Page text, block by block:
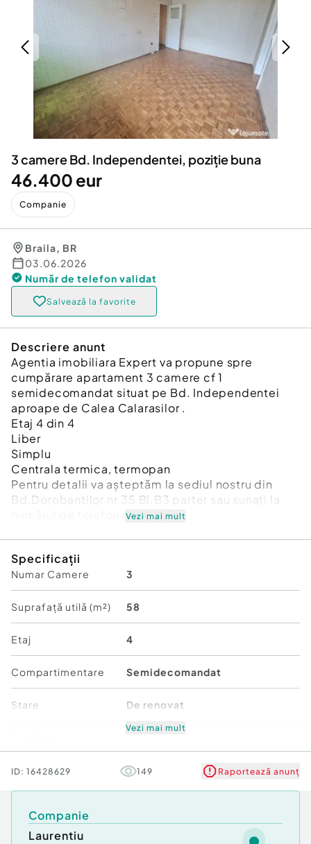
Animale de companie
Afaceri și echipamente profesionale
Inchiriere Bunuri si Vehicule
Utilaje agricole si industriale
Piese auto si accesorii
Dacia Duster
3 camere Bd. Independentei, poziție buna
46.400 eur
Companie
Braila, BR
03.06.2026
Număr de telefon validat
Salvează la favorite
Descriere anunt
Agentia imobiliara Expert va propune spre
cumpărare apartament 3 camere cf 1
semidecomandat situat pe Bd. Independentei
aproape de Calea Calarasilor .
Etaj 4 din 4
Liber
Simplu
Centrala termica, termopan
Pentru detalii va așteptăm la sediul nostru din
Bd.Dorobantilor nr.35 Bl.B3 parter sau sunați la
numărul de telefon din anunț
Tip imobil:Bloc de apartamente
Vezi mai mult
Specificații
Numar Camere 3
Suprafață utilă (m²) 58
Etaj 4
Compartimentare Semidecomandat
Stare De renovat
Vezi mai mult
ID: 16428629 149 Raportează anunț
Companie
Laurentiu